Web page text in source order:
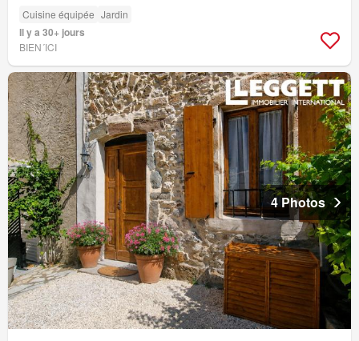
Cuisine équipée Jardin
Il y a 30+ jours
BIEN´ICI
4 Photos